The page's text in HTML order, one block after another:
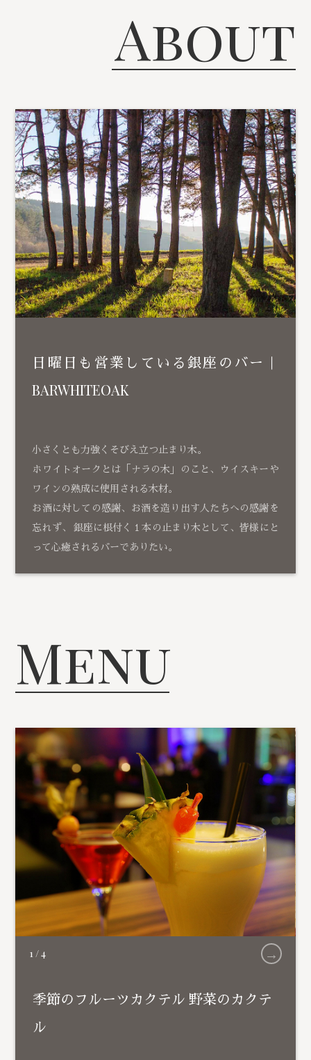
About
日曜日も営業している銀座のバー｜
BARWHITEOAK
小さくとも力強くそびえ立つ止まり木。
ホワイトオークとは「ナラの木」のこと、ウイスキーや
ワインの熟成に使用される木材。
お酒に対しての感謝、お酒を造り出す人たちへの感謝を
忘れず、 銀座に根付く１本の止まり木として、皆様にと
って心癒されるバーでありたい。
Menu
1 /4 →
季節のフルーツカクテル 野菜のカクテ
ル